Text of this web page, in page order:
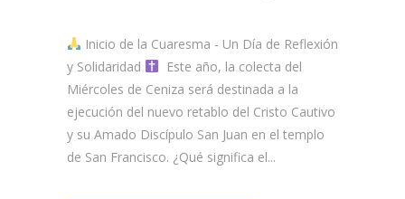
Inicio de la Cuaresma - Un Día de Reflexión
y Solidaridad
Este año, la colecta del
Miércoles de Ceniza será destinada a la
ejecución del nuevo retablo del Cristo Cautivo
y su Amado Discípulo San Juan en el templo
de San Francisco. ¿Qué significa el...